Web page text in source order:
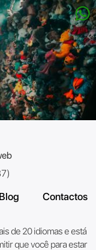
)
Blog Contactos
de 20 idiomas e está
que você para estar